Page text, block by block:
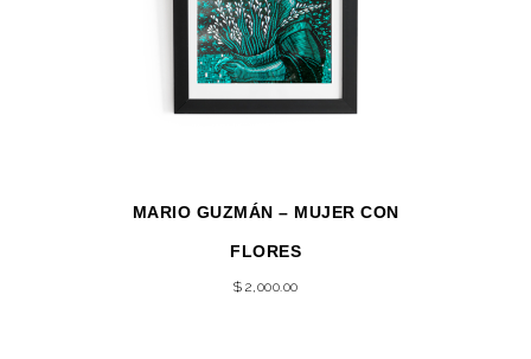
MARIO GUZMÁN – MUJER CON
FLORES
$ 2,000.00